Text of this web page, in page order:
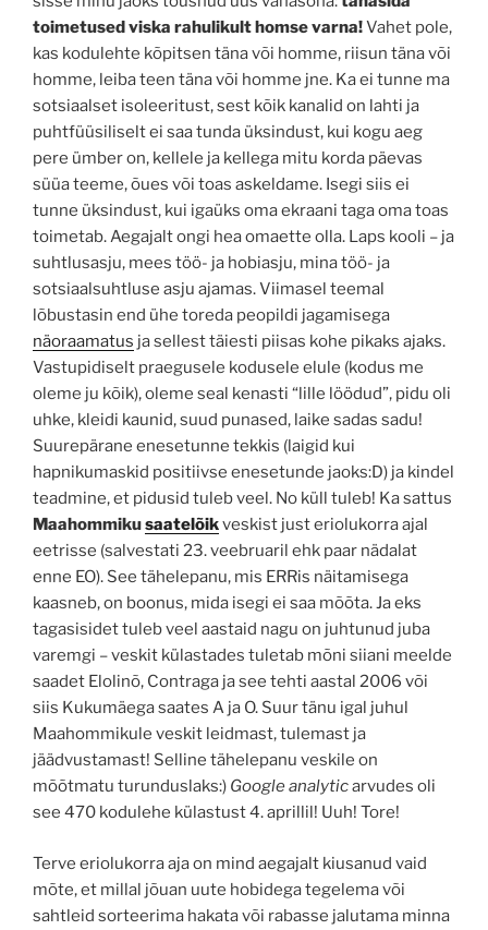
toimetused viska rahulikult homse varna!Vahet pole,
kas kodulehte kõpitsen täna või homme, riisun täna või
homme, leiba teen täna või homme jne. Ka ei tunne ma
sotsiaalset isoleeritust, sest kõik kanalid on lahti ja
puhtfüüsiliselt ei saa tunda üksindust, kui kogu aeg
pere ümber on, kellele ja kellega mitu korda päevas
süüa teeme, õues või toas askeldame. Isegi siis ei
tunne üksindust, kui igaüks oma ekraani taga oma toas
toimetab. Aegajalt ongi hea omaette olla. Laps kooli – ja
suhtlusasju, mees töö- ja hobiasju, mina töö- ja
sotsiaalsuhtluse asju ajamas. Viimasel teemal
lõbustasin end ühe toreda peopildi jagamisega
näoraamatus ja sellest täiesti piisas kohe pikaks ajaks.
Vastupidiselt praegusele kodusele elule (kodus me
oleme ju kõik), oleme seal kenasti “lille löödud”, pidu oli
uhke, kleidi kaunid, suud punased, laike sadas sadu!
Suurepärane enesetunne tekkis (laigid kui
hapnikumaskid positiivse enesetunde jaoks:D) ja kindel
teadmine, et pidusid tuleb veel. No küll tuleb! Ka sattus
Maahommikusaatelõikveskist just eriolukorra ajal
eetrisse (salvestati 23. veebruaril ehk paar nädalat
enne EO). See tähelepanu, mis ERRis näitamisega
kaasneb, on boonus, mida isegi ei saa mõõta. Ja eks
tagasisidet tuleb veel aastaid nagu on juhtunud juba
varemgi – veskit külastades tuletab mõni siiani meelde
saadet Elolinõ, Contraga ja see tehti aastal 2006 või
siis Kukumäega saates A ja O. Suur tänu igal juhul
Maahommikule veskit leidmast, tulemast ja
jäädvustamast! Selline tähelepanu veskile on
mõõtmatu turunduslaks:) Google analyticarvudes oli
see 470 kodulehe külastust 4. aprillil! Uuh! Tore!
Terve eriolukorra aja on mind aegajalt kiusanud vaid
mõte, et millal jõuan uute hobidega tegelema või
sahtleid sorteerima hakata või rabasse jalutama minna